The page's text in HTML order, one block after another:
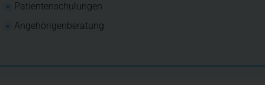
Patientenschulungen
Angehörigenberatung